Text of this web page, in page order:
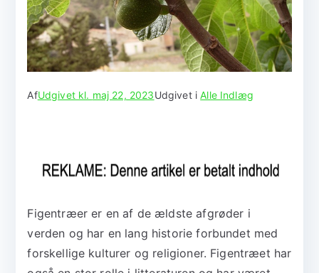
AfUdgivet kl. maj 22, 2023Udgivet iAlle Indlæg
Figentræer er en af de ældste afgrøder i
verden og har en lang historie forbundet med
forskellige kulturer og religioner. Figentræet har